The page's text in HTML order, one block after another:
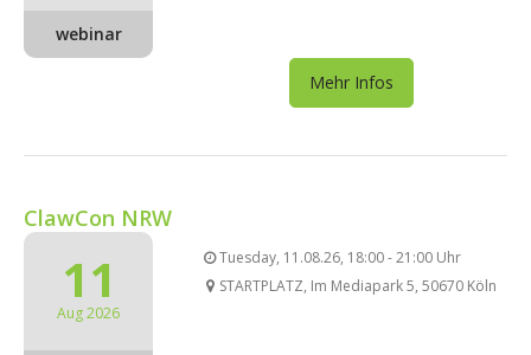
webinar
Mehr Infos
ClawCon NRW
11
Aug 2026
Tuesday, 11.08.26, 18:00 - 21:00 Uhr
STARTPLATZ, Im Mediapark 5, 50670 Köln